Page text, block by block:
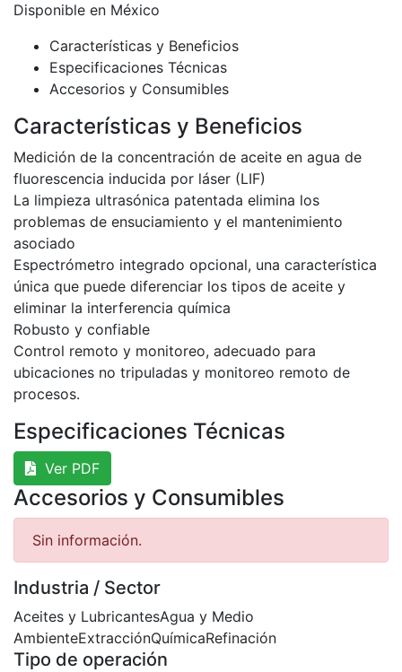
Disponible en México
Características y Beneficios
Especificaciones Técnicas
Accesorios y Consumibles
Características y Beneficios
Medición de la concentración de aceite en agua de
fluorescencia inducida por láser (LIF)
La limpieza ultrasónica patentada elimina los
problemas de ensuciamiento y el mantenimiento
asociado
Espectrómetro integrado opcional, una característica
única que puede diferenciar los tipos de aceite y
eliminar la interferencia química
Robusto y confiable
Control remoto y monitoreo, adecuado para
ubicaciones no tripuladas y monitoreo remoto de
procesos.
Especificaciones Técnicas
Ver PDF
Accesorios y Consumibles
Sin información.
Industria / Sector
Aceites y LubricantesAgua y Medio
AmbienteExtracciónQuímicaRefinación
Tipo de operación